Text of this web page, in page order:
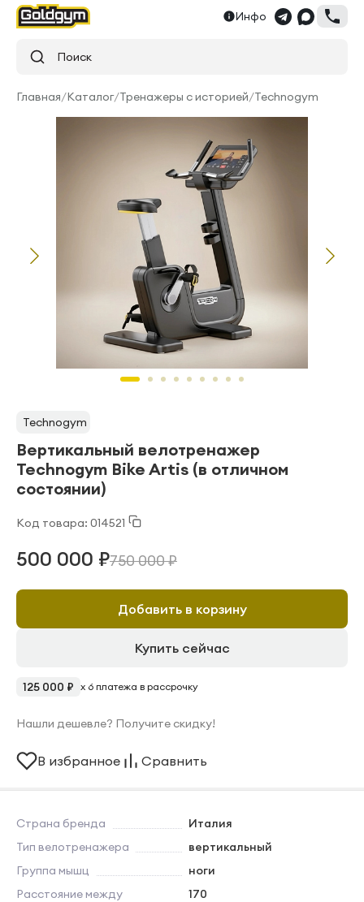
Инфо
Поиск
Главная/Каталог/Тренажеры с историей/Technogym
Technogym
Вертикальный велотренажер
Technogym Bike Artis (в отличном
состоянии)
Код товара: 014521
Страна бренда
Италия
Тип велотренажера
вертикальный
Группа мышц
ноги
Расстояние между
170
500 000 ₽750 000 ₽
Добавить в корзину
Купить сейчас
125 000 ₽ x 6 платежа в рассрочку
Нашли дешевле? Получите скидку!
В избранное Сравнить